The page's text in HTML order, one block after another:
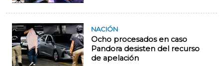
NACIÓN
Ocho procesados en caso
Pandora desisten del recurso
de apelación